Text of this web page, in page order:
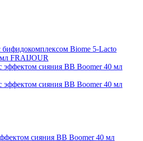
Biome 5-Lacto
FRAIJOUR
сияния BB Boomer 40 мл